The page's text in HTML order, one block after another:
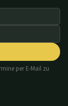
per E-Mail zu